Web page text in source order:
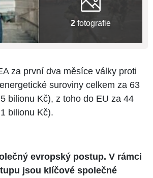
2 fotografie
za první dva měsíce války proti
suroviny celkem za 63
bilionu Kč), z toho do EU za 44
bilionu Kč).
evropský postup. V rámci
jsou klíčové společné